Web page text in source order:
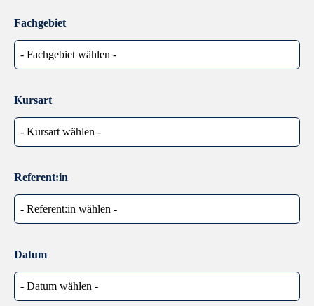
Fachgebiet
Kursart
Referent:in
Datum